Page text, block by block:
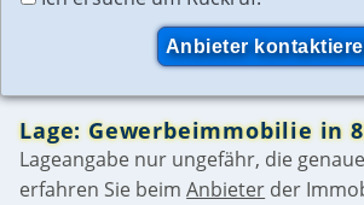
Lage: Gewerbeimmobilie in
Lageangabe nur ungefähr, die
erfahren Sie beimAnbieter der